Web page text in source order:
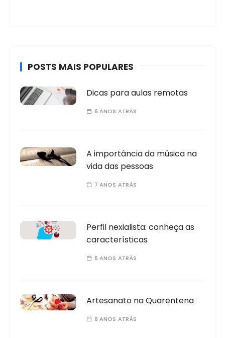
POSTS MAIS POPULARES
Dicas para aulas remotas
6 ANOS ATRÁS
A importância da música na
vida das pessoas
7 ANOS ATRÁS
Perfil nexialista: conheça as
características
6 ANOS ATRÁS
Artesanato na Quarentena
6 ANOS ATRÁS